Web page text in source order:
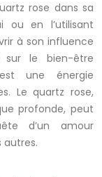
rose dans sa
ou en l’utilisant
à son influence
le bien-être
une énergie
Le quartz rose,
profonde, peut
d’un amour